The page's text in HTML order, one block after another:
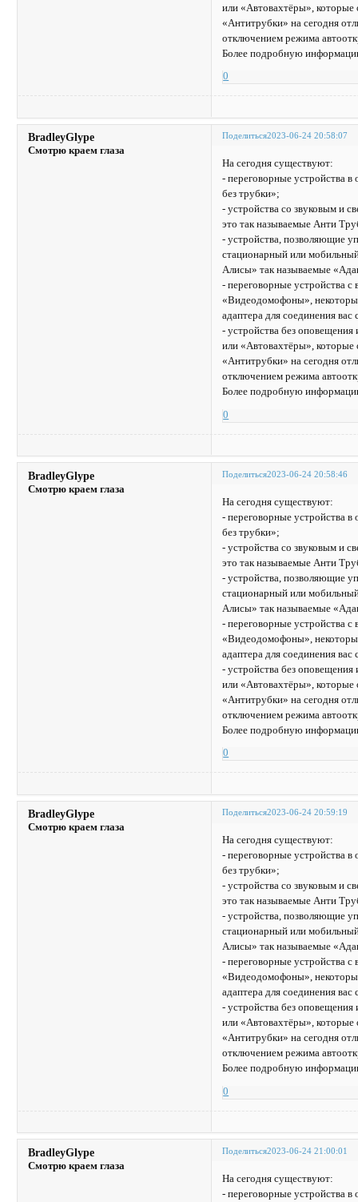
или «Автовахтёры», которые
«Антитрубки» на сегодня
отключением режима
Более подробную
0
Поделиться2023-06-24 20:58:07
BradleyGlype
Смотрю краем глаза
На сегодня существуют:
- переговорные устройства
без трубки»;
- устройства со звуковым и
это так называемые Анти
- устройства, позволяющие
стационарный или
Алисы» так называемые
- переговорные устройства
«Видеодомофоны»,
адаптера для соединения
- устройства без
или «Автовахтёры», которые
«Антитрубки» на сегодня
отключением режима
Более подробную
0
Поделиться2023-06-24 20:58:46
BradleyGlype
Смотрю краем глаза
На сегодня существуют:
- переговорные устройства
без трубки»;
- устройства со звуковым и
это так называемые Анти
- устройства, позволяющие
стационарный или
Алисы» так называемые
- переговорные устройства
«Видеодомофоны»,
адаптера для соединения
- устройства без
или «Автовахтёры», которые
«Антитрубки» на сегодня
отключением режима
Более подробную
0
Поделиться2023-06-24 20:59:19
BradleyGlype
Смотрю краем глаза
На сегодня существуют:
- переговорные устройства
без трубки»;
- устройства со звуковым и
это так называемые Анти
- устройства, позволяющие
стационарный или
Алисы» так называемые
- переговорные устройства
«Видеодомофоны»,
адаптера для соединения
- устройства без
или «Автовахтёры», которые
«Антитрубки» на сегодня
отключением режима
Более подробную
0
Поделиться2023-06-24 21:00:01
BradleyGlype
Смотрю краем глаза
На сегодня существуют:
- переговорные устройства